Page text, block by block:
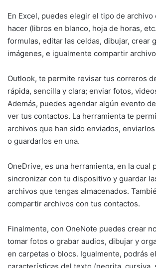
En Excel, puedes elegir el tipo de archivo
hacer (libros en blanco, hoja de horas,
formulas, editar las celdas, dibujar, crear
imágenes, e igualmente compartir
Outlook, te permite revisar tus correros
rápida, sencilla y clara; enviar fotos,
Además, puedes agendar algún evento
ver tus contactos. La herramienta te
archivos que han sido enviados,
o guardarlos en una.
OneDrive, es una herramienta, en la cual
sincronizar con tu dispositivo y guardar
archivos que tengas almacenados.
compartir archivos con tus contactos.
Finalmente, con OneNote puedes crear
tomar fotos o grabar audios, dibujar y
en carpetas o blocs. Igualmente, podrás